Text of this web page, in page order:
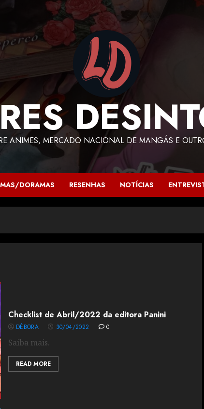
ANIMES, MERCADO NACIONAL DE MANGÁS E
DORAMAS RESENHAS NOTÍCIAS
Checklist de Abril/2022 da editora Panini
DÉBORA 30/04/2022 0
Saiba mais.
READ MORE